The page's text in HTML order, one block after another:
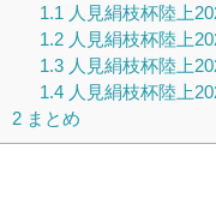
1.1 人見絹枝杯陸上
1.2人見絹枝杯陸上
1.3人見絹枝杯陸上
1.4人見絹枝杯陸上
2 まとめ